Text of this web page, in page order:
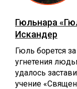
Гюльнара
Искандер
Гюль борется
угнетения
удалось
учение